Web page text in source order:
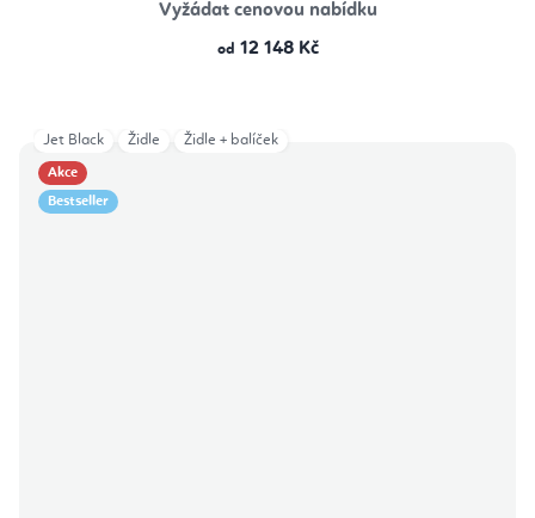
Vyžádat cenovou nabídku
od 12 148 Kč
Akce
Bestseller
Jet Black Židle Židle + balíček